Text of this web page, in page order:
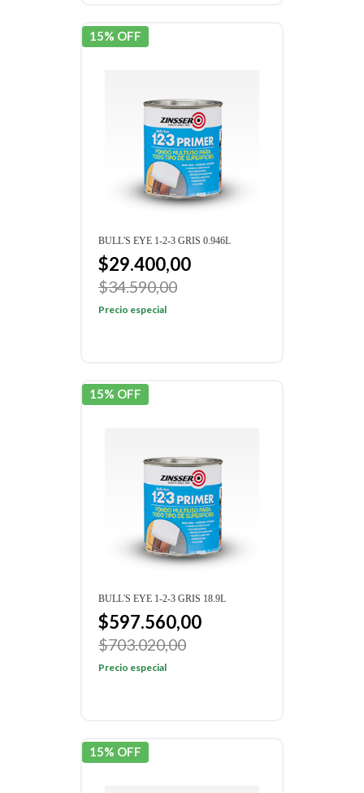
15% OFF
BULL'S EYE 1-2-3 GRIS 0.946L
$29.400,00
$34.590,00
Precio especial
15% OFF
BULL'S EYE 1-2-3 GRIS 18.9L
$597.560,00
$703.020,00
Precio especial
15% OFF